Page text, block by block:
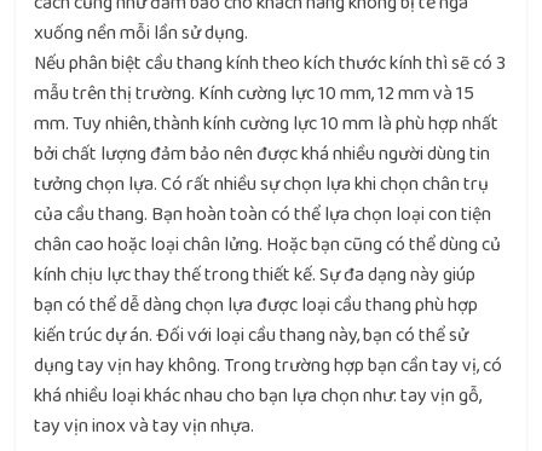
xuống nền mỗi lần sử dụng.
Nếu phân biệt cầu thang kính theo kích thước kính thì sẽ có 3
mẫu trên thị trường. Kính cường lực 10 mm, 12 mm và 15
mm. Tuy nhiên, thành kính cường lực 10 mm là phù hợp nhất
bởi chất lượng đảm bảo nên được khá nhiều người dùng tin
tưởng chọn lựa. Có rất nhiều sự chọn lựa khi chọn chân trụ
của cầu thang. Bạn hoàn toàn có thể lựa chọn loại con tiện
chân cao hoặc loại chân lửng. Hoặc bạn cũng có thể dùng củ
kính chịu lực thay thế trong thiết kế. Sự đa dạng này giúp
bạn có thể dễ dàng chọn lựa được loại cầu thang phù hợp
kiến trúc dự án. Đối với loại cầu thang này, bạn có thể sử
dụng tay vịn hay không. Trong trường hợp bạn cần tay vị, có
khá nhiều loại khác nhau cho bạn lựa chọn như: tay vịn gỗ,
tay vịn inox và tay vịn nhựa.